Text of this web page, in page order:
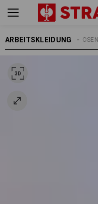
ARBEITSKLEIDUNGARBEITSHOSEN
HERREN